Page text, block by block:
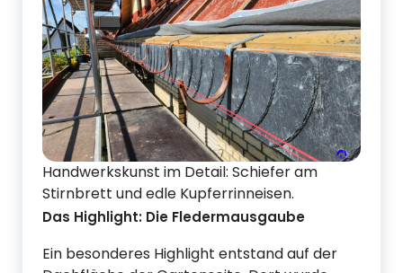
Handwerkskunst im Detail: Schiefer am
Stirnbrett und edle Kupferrinneisen.
Das Highlight: Die Fledermausgaube
Ein besonderes Highlight entstand auf der